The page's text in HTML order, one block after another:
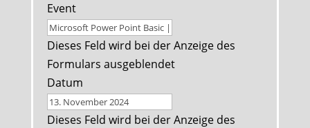
Event
Dieses Feld wird bei der Anzeige des
Formulars ausgeblendet
Datum
Dieses Feld wird bei der Anzeige des